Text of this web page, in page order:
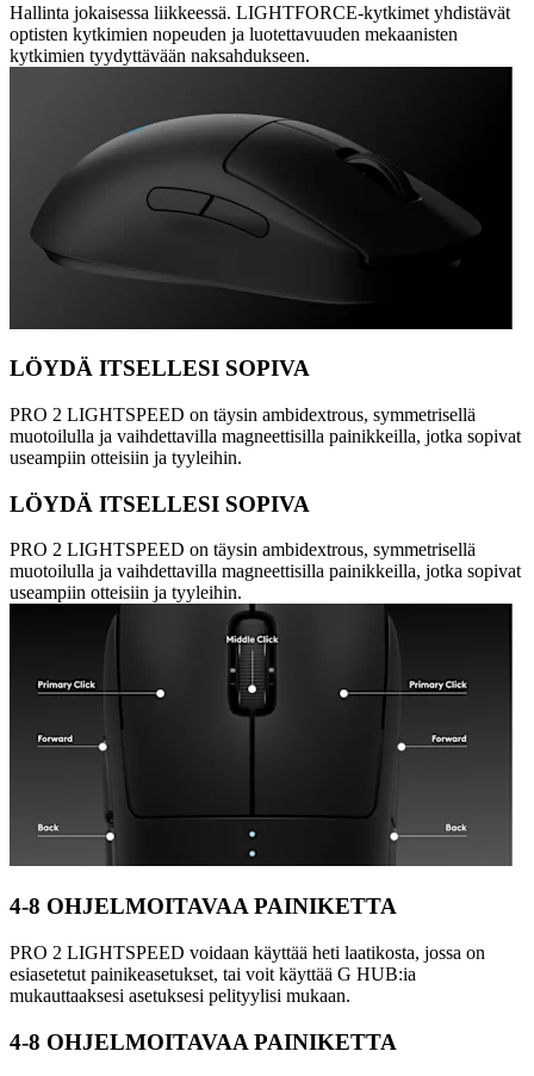
Hallinta jokaisessa liikkeessä. LIGHTFORCE-kytkimet yhdistävät
optisten kytkimien nopeuden ja luotettavuuden mekaanisten
kytkimien tyydyttävään naksahdukseen.
LÖYDÄ ITSELLESI SOPIVA
PRO 2 LIGHTSPEED on täysin ambidextrous, symmetrisellä
muotoilulla ja vaihdettavilla magneettisilla painikkeilla, jotka sopivat
useampiin otteisiin ja tyyleihin.
LÖYDÄ ITSELLESI SOPIVA
PRO 2 LIGHTSPEED on täysin ambidextrous, symmetrisellä
muotoilulla ja vaihdettavilla magneettisilla painikkeilla, jotka sopivat
useampiin otteisiin ja tyyleihin.
4-8 OHJELMOITAVAA PAINIKETTA
PRO 2 LIGHTSPEED voidaan käyttää heti laatikosta, jossa on
esiasetetut painikeasetukset, tai voit käyttää G HUB:ia
mukauttaaksesi asetuksesi pelityylisi mukaan.
4-8 OHJELMOITAVAA PAINIKETTA